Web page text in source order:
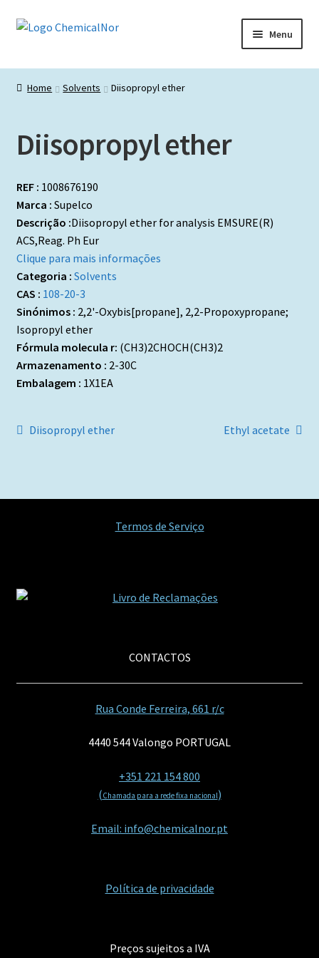
Ir
Saltar
Menu
Início
Catálogos de Representadas
Promoções
Home Solvents Diisopropyl ether
Diisopropyl ether
REF : 1008676190
Marca : Supelco
Descrição :Diisopropyl ether for analysis EMSURE(R)
ACS,Reag. Ph Eur
Clique para mais informações
Categoria : Solvents
CAS : 108-20-3
Sinónimos : 2,2'-Oxybis[propane], 2,2-Propoxypropane;
Isopropyl ether
Fórmula molecula r: (CH3)2CHOCH(CH3)2
Armazenamento : 2-30C
Embalagem : 1X1EA
Navegação
Artigo
Diisopropyl ether
Artigo
Ethyl acetate
Termos de Serviço
CONTACTOS
Rua Conde Ferreira, 661 r/c
4440 544 Valongo PORTUGAL
+351 221 154 800
(Chamada para a rede fixa nacional)
Email: info@chemicalnor.pt
Política de privacidade
Preços sujeitos a IVA